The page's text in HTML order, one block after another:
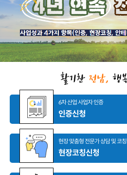
6차 산업 사업자 인증
인증신청
현장 맞춤형 전문가 상담 및 코칭
현장코칭신청